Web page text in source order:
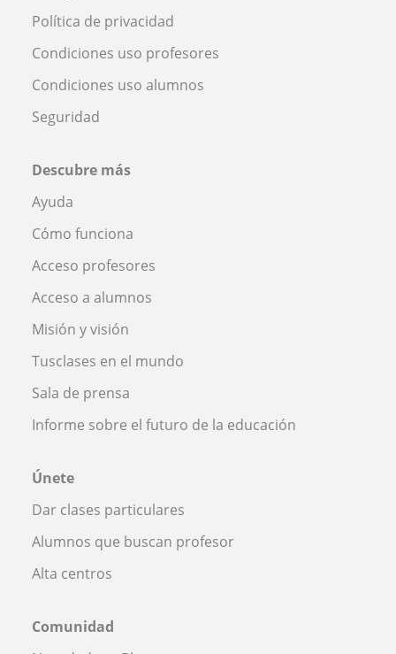
Política de privacidad
Condiciones uso profesores
Condiciones uso alumnos
Seguridad
Descubre más
Ayuda
Cómo funciona
Acceso profesores
Acceso a alumnos
Misión y visión
Tusclases en el mundo
Sala de prensa
Informe sobre el futuro de la educación
Únete
Dar clases particulares
Alumnos que buscan profesor
Alta centros
Comunidad